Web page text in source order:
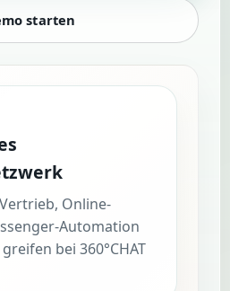
starten
Online-
Automation
bei 360°CHAT